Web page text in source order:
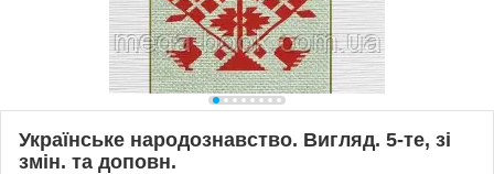
Українське народознавство. Вигляд. 5-те, зі
змін. та доповн.